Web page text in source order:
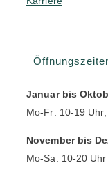
Januar bis
Mo-Fr: 10-19
November bis
Mo-Sa: 10-20 Uhr